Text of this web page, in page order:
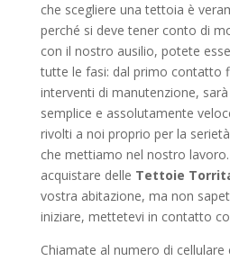
che scegliere una tettoia è
perché si deve tener conto di
con il nostro ausilio, potete
tutte le fasi: dal primo contatto
interventi di manutenzione,
semplice e assolutamente
rivolti a noi proprio per la
che mettiamo nel nostro
acquistare delle Tettoie
vostra abitazione, ma non
iniziare, mettetevi in contatto
Chiamate al numero di